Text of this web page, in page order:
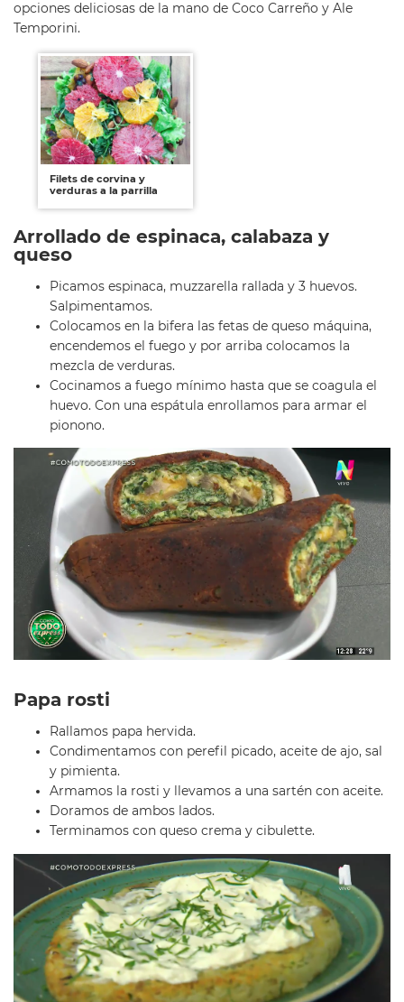
opciones deliciosas de la mano de Coco Carreño y Ale
Temporini.
Filets de corvina y
verduras a la parrilla
Arrollado de espinaca, calabaza y
queso
Picamos espinaca, muzzarella rallada y 3 huevos.
Salpimentamos.
Colocamos en la bifera las fetas de queso máquina,
encendemos el fuego y por arriba colocamos la
mezcla de verduras.
Cocinamos a fuego mínimo hasta que se coagula el
huevo. Con una espátula enrollamos para armar el
pionono.
Papa rosti
Rallamos papa hervida.
Condimentamos con perefil picado, aceite de ajo, sal
y pimienta.
Armamos la rosti y llevamos a una sartén con aceite.
Doramos de ambos lados.
Terminamos con queso crema y cibulette.